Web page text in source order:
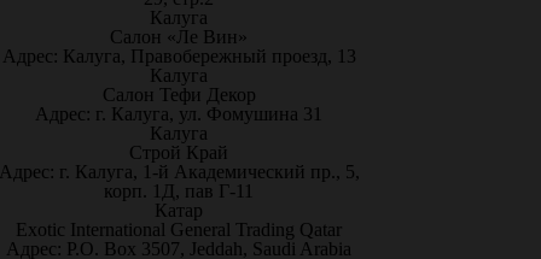
Калуга
Салон «Ле Вин»
Адрес: Калуга, Правобережный проезд, 13
Калуга
Салон Тефи Декор
Адрес: г. Калуга, ул. Фомушина 31
Калуга
Строй Край
г. Калуга, 1-й Академический пр., 5,
корп. 1Д, пав Г-11
Катар
Exotic International General Trading Qatar
Адрес: P.O. Box 3507, Jeddah, Saudi Arabia